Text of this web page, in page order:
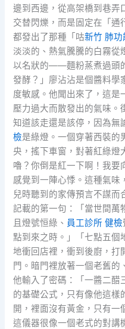
邊到西邊，從高架橋到巷弄
交替閃爍，而是固定在「通
都發出了那種「咕新竹 肺功
淡淡的、熱氣騰騰的白霧從
以名狀的——麵粉蒸煮過頭
發酵？」廖沾沾是個醬料學
度敏感。他聞出來了，這是
壓力過大而散發出的氣味。
知道該走還是該停，因為無
檢是綠燈。一個穿著西裝的
央，搖下車窗，對著紅綠燈
嚕？你倒是紅一下啊！我要
感覺到一陣心悸。這種氣味
兒時聽到的家傳預言不謀而
記載的第一句：「當世間萬
且燈號恒綠、 員工診所 健檢
點到來之時。」「七點五
地衝回店裡，衝到後廚，打
門。暗門裡放著一個老舊的
他輸入了密碼：「一醬二醋
的基礎公式，只有像他這樣
開，裡面沒有黃金，只有一
這儀器很像一個老式的對講